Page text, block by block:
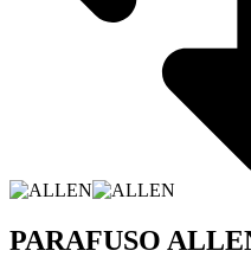
PARAFUSO